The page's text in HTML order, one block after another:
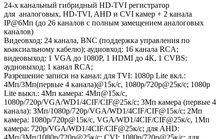
24-х канальный гибридный HD-TVI регистратор
для аналоговых, HD-TVI, AHD и CVI камер + 2 канала
IP@6Мп (до 26 каналов с полным замещением аналоговых
каналов)
Видеовход: 24 канала, BNC (поддержка управления по
коаксиальному кабелю); аудиовход: 16 канала RCA;
видеовыход: 1 VGA до 1080Р, 1 HDMI до 4К, 1 CVBS;
аудиовыход: 1 канал RCA;
Разрешение записи на канал: для TVI: 1080p Lite вкл.:
4Мп/3Мп(первые 4 канала)@15к/с, 1080p/720p@25к/с; 1080p
Lite выкл.: 4Мп камера: 4Мп@15к/с,
1080p/720p/VGA/WD1/4CIF/CIF@25к/с; 3Мп камера (первые 4
канала): 3Мп/1080p/720p/VGA/WD1/4CIF/CIF@15к/с; 2Мп
камера: 1080p/720p@15к/с, VGA/WD1/4CIF/CIF@25к/с, 1Мп
камера: 720p/VGA/WD1/4CIF/CIF@25к/c; для AHD:
4Мп/3Мп/1080p/720p@25к/с; CVI: 1080p/720p@25к/с; для